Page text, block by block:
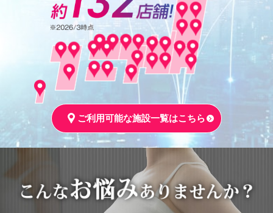
ご利用可能な施設一覧はこちら